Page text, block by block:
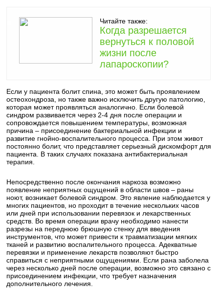
Читайте также:
Когда разрешается
вернуться к половой
жизни после
лапароскопии?
Если у пациента болит спина, это может быть проявлением
остеохондроза, но также важно исключить другую патологию,
которая может проявляться аналогично. Если болевой
синдром развивается через 2-4 дня после операции и
сопровождается повышением температуры, возможная
причина – присоединение бактериальной инфекции и
развитие гнойно-воспалительного процесса. При этом живот
постоянно болит, что представляет серьезный дискомфорт для
пациента. В таких случаях показана антибактериальная
терапия.
Непосредственно после окончания наркоза возможно
появление неприятных ощущений в области швов – раны
ноют, возникает болевой синдром. Это явление наблюдается у
многих пациентов, но проходит в течение нескольких часов
или дней при использовании перевязок и лекарственных
средств. Во время операции врачу необходимо нанести
разрезы на переднюю брюшную стенку для введения
инструментов, что может привести к травматизации мягких
тканей и развитию воспалительного процесса. Адекватные
перевязки и применение лекарств позволяют быстро
справиться с неприятными ощущениями. Если рана заболела
через несколько дней после операции, возможно это связано с
присоединением инфекции, что требует назначения
дополнительного лечения.